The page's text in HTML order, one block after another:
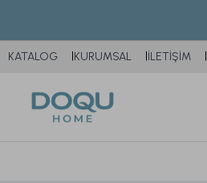
KATALOG KURUMSAL İLETİŞİM